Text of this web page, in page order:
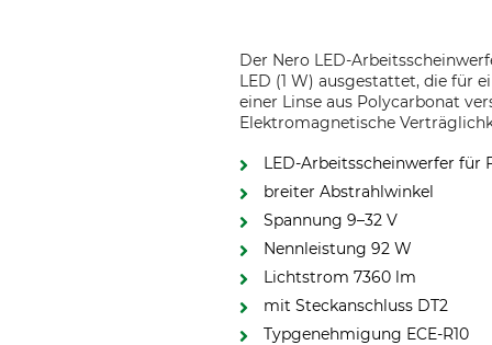
Der Nero LED-
LED (1 W) ausgestattet, die für
einer Linse aus Polycarbonat
Elektromagnetische
LED-Arbeitsscheinwerfer für
breiter Abstrahlwinkel
Spannung 9–32 V
Nennleistung 92 W
Lichtstrom 7360 lm
mit Steckanschluss DT2
Typgenehmigung ECE-R10